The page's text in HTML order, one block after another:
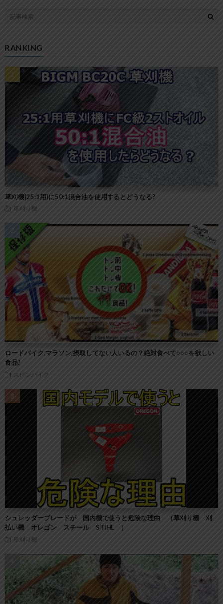
RANKING
草刈機(25:1用)に50:1混合油を使用するとどうなる?
草刈り機
ロードバイク,マラソン,摂取してない人いるの？絶対食べて○○○を欲しい
食品!
スピンバイク
シュレッダーブレードが 国内機で使うと危険な理由 （草刈り機 刈
払い機 オレゴン スチール STIHL ）
草刈り機